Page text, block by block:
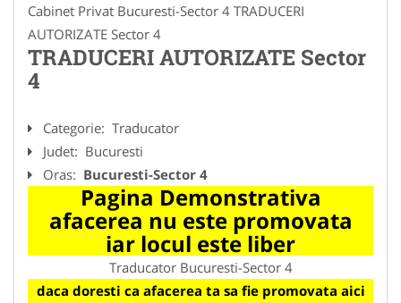
Cabinet Privat Bucuresti-Sector 4 TRADUCERI
AUTORIZATE Sector 4
TRADUCERI AUTORIZATE Sector
4
Categorie: Traducator
Judet: Bucuresti
Oras: Bucuresti-Sector 4
Pagina Demonstrativa
afacerea nu este promovata
iar locul este liber
Traducator Bucuresti-Sector 4
daca doresti ca afacerea ta sa fie promovata aici